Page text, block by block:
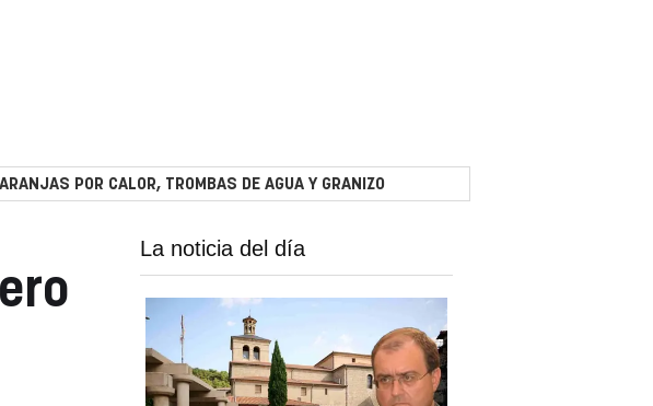
POR CALOR, TROMBAS DE AGUA Y GRANIZO
La noticia del día